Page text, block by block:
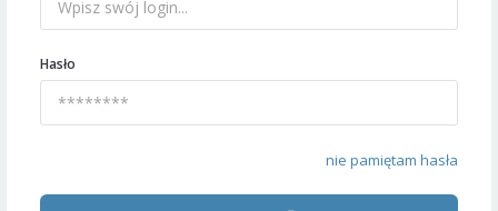
Hasło
nie pamiętam hasła